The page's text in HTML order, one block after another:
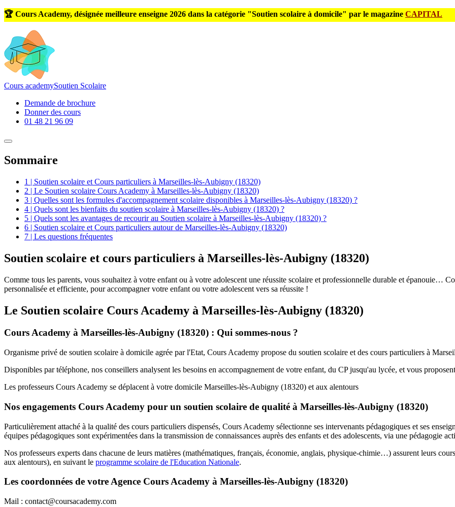
🏆 Cours Academy, désignée meilleure enseigne 2026 dans la catégorie "Soutien scolaire à domicile" par le magazine CAPITAL
Cours academySoutien Scolaire
Demande de brochure
Donner des cours
01 48 21 96 09
Sommaire
1 | Soutien scolaire et Cours particuliers à Marseilles-lès-Aubigny (18320)
2 | Le Soutien scolaire Cours Academy à Marseilles-lès-Aubigny (18320)
3 | Quelles sont les formules d'accompagnement scolaire disponibles à Marseilles-lès-Aubigny (18320) ?
4 | Quels sont les bienfaits du soutien scolaire à Marseilles-lès-Aubigny (18320) ?
5 | Quels sont les avantages de recourir au Soutien scolaire à Marseilles-lès-Aubigny (18320) ?
6 | Soutien scolaire et Cours particuliers autour de Marseilles-lès-Aubigny (18320)
7 | Les questions fréquentes
Soutien scolaire et cours particuliers à Marseilles-lès-Aubigny (18320)
Comme tous les parents, vous souhaitez à votre enfant ou à votre adolescent une réussite scolaire et professionnelle durable et épanouie…
personnalisée et efficiente, pour accompagner votre enfant ou votre adolescent vers sa réussite !
Le Soutien scolaire Cours Academy à Marseilles-lès-Aubigny (18320)
Cours Academy à Marseilles-lès-Aubigny (18320) : Qui sommes-nous ?
Organisme privé de soutien scolaire à domicile agrée par l'Etat, Cours Academy propose du soutien scolaire et des cours particuliers à
Disponibles par téléphone, nos conseillers analysent les besoins en accompagnement de votre enfant, du CP jusqu'au lycée, et vous
Les professeurs Cours Academy se déplacent à votre domicile Marseilles-lès-Aubigny (18320) et aux alentours
Nos engagements Cours Academy pour un soutien scolaire de qualité à Marseilles-lès-Aubigny (18320)
Particulièrement attaché à la qualité des cours particuliers dispensés, Cours Academy sélectionne ses intervenants pédagogiques et ses
équipes pédagogiques sont expérimentées dans la transmission de connaissances auprès des enfants et des adolescents, via une pédagogie
Nos professeurs experts dans chacune de leurs matières (mathématiques, français, économie, anglais, physique-chimie…) assurent leurs
aux alentours), en suivant le programme scolaire de l'Education Nationale.
Les coordonnées de votre Agence Cours Academy à Marseilles-lès-Aubigny (18320)
Mail : contact@coursacademy.com